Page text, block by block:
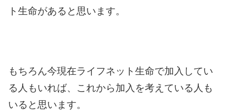
ト生命があると思います。
もちろん今現在ライフネット生命で加入してい
る人もいれば、これから加入を考えている人も
いると思います。